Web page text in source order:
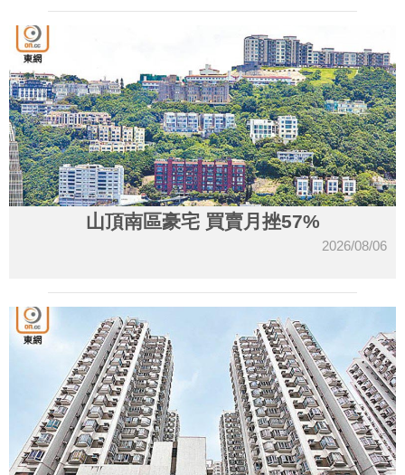
山頂南區豪宅 買賣月挫57%
2026/08/06